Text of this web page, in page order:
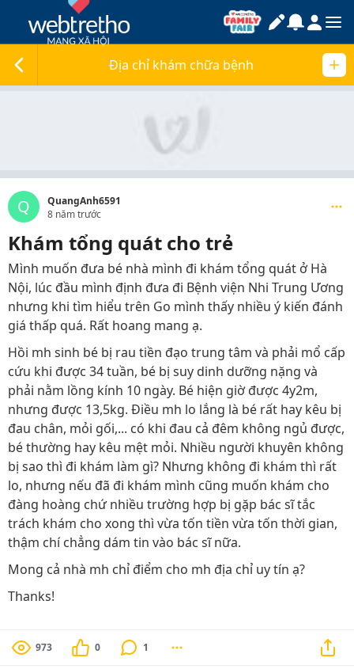
Địa chỉ khám chữa bệnh
Q
QuangAnh6591
8 năm trước
Khám tổng quát cho trẻ
Mình muốn đưa bé nhà mình đi khám tổng quát ở Hà
Nội, lúc đầu mình định đưa đi Bệnh viện Nhi Trung Ương
nhưng khi tìm hiểu trên Go mình thấy nhiều ý kiến đánh
giá thấp quá. Rất hoang mang ạ.
Hồi mh sinh bé bị rau tiền đạo trung tâm và phải mổ cấp
cứu khi được 34 tuần, bé bị suy dinh dưỡng nặng và
phải nằm lồng kính 10 ngày. Bé hiện giờ được 4y2m,
nhưng được 13,5kg. Điều mh lo lắng là bé rất hay kêu bị
đau chân, mỏi gối,... có khi đau cả đêm không ngủ được,
bé thường hay kêu mệt mỏi. Nhiều người khuyên không
bị sao thì đi khám làm gì? Nhưng không đi khám thì rất
lo, nhưng nếu đã đi khám mình cũng muốn khám cho
đàng hoàng chứ nhiều trường hợp bị gặp bác sĩ tắc
trách khám cho xong thì vừa tốn tiền vừa tốn thời gian,
thậm chí chẳng dám tin vào bác sĩ nữa.
Mong cả nhà mh chỉ điểm cho mh địa chỉ uy tín ạ?
Thanks!
973 0 1